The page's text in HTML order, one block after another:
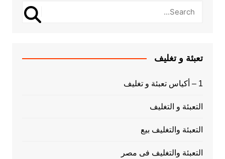
تعبئة و تغليف
1 – أكياس تعبئة و تغليف
التعبئة و التغليف
التعبئة والتغليف بيع
التعبئة والتغليف فى مصر